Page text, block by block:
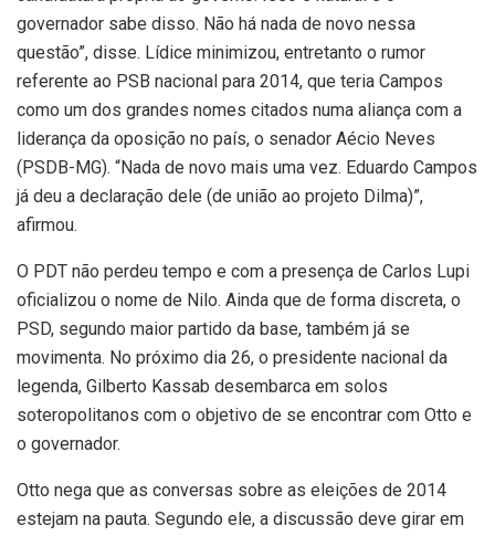
governador sabe disso. Não há nada de novo nessa
questão”, disse. Lídice minimizou, entretanto o rumor
referente ao PSB nacional para 2014, que teria Campos
como um dos grandes nomes citados numa aliança com a
liderança da oposição no país, o senador Aécio Neves
(PSDB-MG). “Nada de novo mais uma vez. Eduardo Campos
já deu a declaração dele (de união ao projeto Dilma)”,
afirmou.
O PDT não perdeu tempo e com a presença de Carlos Lupi
oficializou o nome de Nilo. Ainda que de forma discreta, o
PSD, segundo maior partido da base, também já se
movimenta. No próximo dia 26, o presidente nacional da
legenda, Gilberto Kassab desembarca em solos
soteropolitanos com o objetivo de se encontrar com Otto e
o governador.
Otto nega que as conversas sobre as eleições de 2014
estejam na pauta. Segundo ele, a discussão deve girar em